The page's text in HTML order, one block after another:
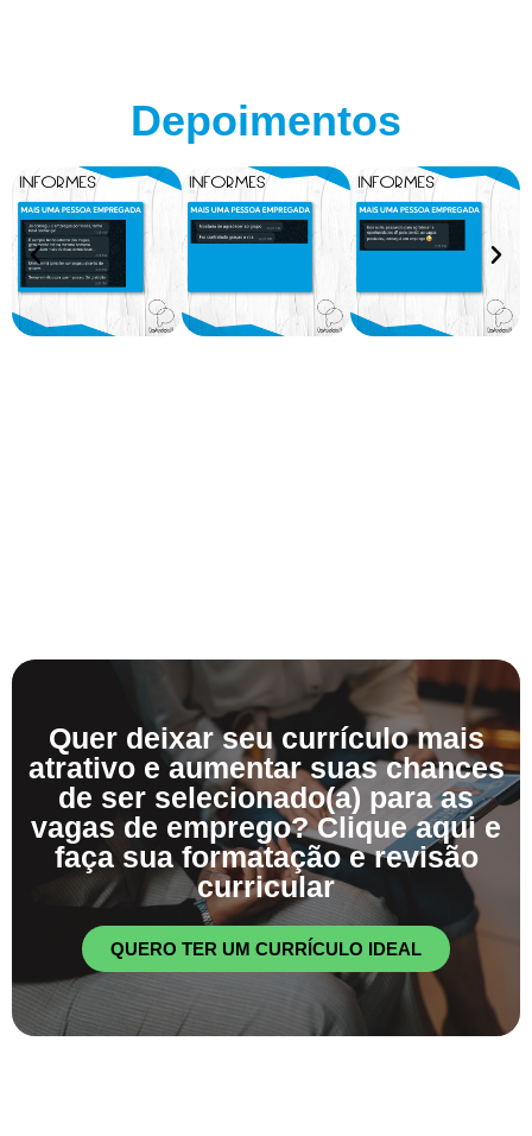
Depoimentos
Quer deixar seu currículo mais
atrativo e aumentar suas chances
de ser selecionado(a) para as
vagas de emprego? Clique aqui e
faça sua formatação e revisão
curricular
QUERO TER UM CURRÍCULO IDEAL